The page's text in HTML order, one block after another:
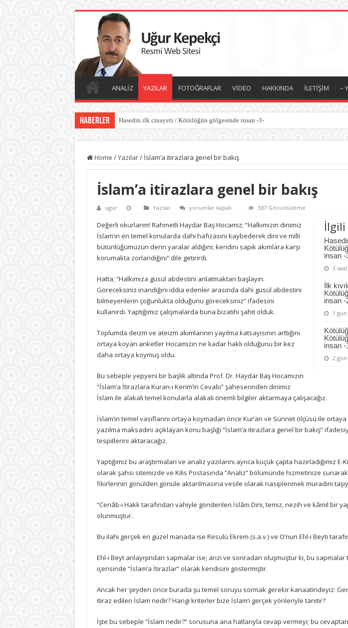
ANALİZ YAZILAR FOTOĞRAFLAR VİDEO HAKKINDA İLETİŞİM –
Haberler Hasedin ilk cinayeti / Kötülüğün gölgesinde insan -3-
Home /Yazılar/ İslam’a itirazlara genel bir bakış
İslam’a itirazlara genel bir bakış
ugur Yazılar
İslam’a
genel
bir
bakış
için
yorumlar kapalı 387 Görüntüleme
insan -
3
İlk
insan -
1
insan -
2
Değerli okurlarım! Rahmetli Haydar Baş Hocamız; “Halkımızın dinimiz
İslam’ın en temel konularda dahi hafızasını kaybederek dini ve milli
bütünlüğümüzün derin yaralar aldığını; kendini sapık akımlara karşı
korumakta zorlandığını” dile getirirdi.
Hatta; “Halkımıza gusül abdestini anlatmaktan başlayın.
Göreceksiniz inandığını iddia edenler arasında dahi gusül abdestini
bilmeyenlerin çoğunlukta olduğunu göreceksiniz” ifadesini
kullanırdı. Yaptığımız çalışmalarda buna bizatihi şahit olduk.
Toplumda deizm ve ateizm akımlarının yayılma katsayısının arttığını
ortaya koyan anketler Hocamızın ne kadar haklı olduğunu bir kez
daha ortaya koymuş oldu.
Bu sebeple yepyeni bir başlık altında Prof. Dr. Haydar Baş Hocamızın
“İslam’a İtirazlara Kuran-ı Kerim’in Cevabı” şaheserinden dinimiz
İslam ile alakalı temel konularla alakalı önemli bilgiler aktarmaya çalışacağız.
İslam’ın temel vasıflarını ortaya koymadan önce Kur’an ve Sünnet ölçüsü ile
yazılma maksadını açıklayan konu başlığı “İslam’a itirazlara genel bir bakış”
tespitlerini aktaracağız.
Yaptığımız bu araştırmaları ve analiz yazılarını ayrıca küçük çapta hazırladığımız E-
olarak şahsi sitemizde ve Kilis Postasında “Analiz” bölümünde hizmetinize
fikirlerinin gönülden gönüle aktarılmasına vesile olarak nasiplenmek muradını
“Cenâb-ı Hakk tarafından vahiyle gönderilen İslâm Dini, temiz, nezih ve kâmil bir
olunmuştur.
Bu ilahi gerçek en güzel manada ise Resulü Ekrem (s.a.v.) ve O’nun Ehl-i Beyti
Ehl-i Beyt anlayışından sapmalar ise; arızi ve sonradan oluşmuştur ki, bu sapmalar
içerisinde “İslam’a İtirazlar” olarak kendisini göstermiştir.
Ancak her şeyden önce burada şu temel soruyu sormak gerekir kanaatindeyiz:
itiraz edilen İslam nedir? Hangi kriterler bize İslam’ı gerçek yönleriyle tanıtır?
İşte bu sebeple “İslam nedir?” sorusuna ana hatlarıyla cevap vermeyi; bu